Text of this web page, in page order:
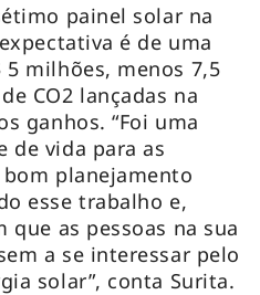
painel solar na
é de uma
5 milhões, menos 7,5
CO2 lançadas na
ganhos. “Foi uma
de vida para as
planejamento
esse trabalho e,
que as pessoas na sua
a se interessar pelo
solar”, conta Surita.